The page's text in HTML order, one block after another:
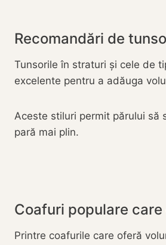
Recomandări de
Tunsorile în straturi și cele de
excelente pentru a adăuga
Aceste stiluri permit părului să
pară mai plin.
Coafuri populare
Printre coafurile care oferă